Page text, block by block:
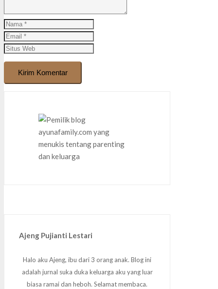
Kirim Komentar
Ajeng Pujianti Lestari
Halo aku Ajeng, ibu dari 3 orang anak. Blog ini
adalah jurnal suka duka keluarga aku yang luar
biasa ramai dan heboh. Selamat membaca.